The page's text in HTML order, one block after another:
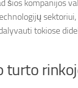
šios kompanijos
tokiose
turto